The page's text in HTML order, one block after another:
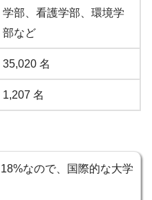
学部、看護学部、環境学
部など
35,020 名
1,207 名
なので、国際的な大学